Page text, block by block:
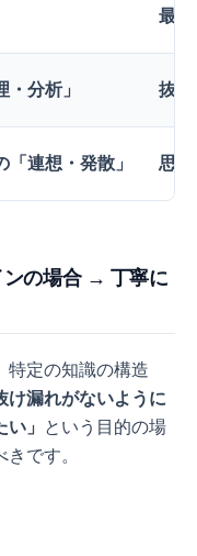
最
分析」 抜
連想・発散」 思
ンの場合 → 丁寧に
特定の知識の構造
け漏れがないように
」
という目的の場
です。